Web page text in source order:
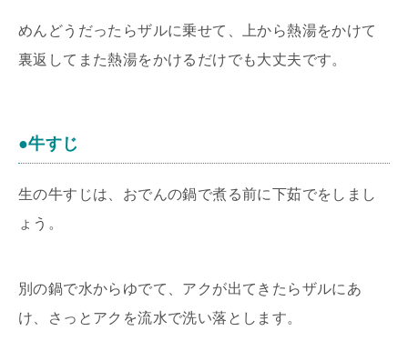
めんどうだったらザルに乗せて、上から熱湯をかけて
裏返してまた熱湯をかけるだけでも大丈夫です。
●牛すじ
生の牛すじは、おでんの鍋で煮る前に下茹でをしまし
ょう。
別の鍋で水からゆでて、アクが出てきたらザルにあ
け、さっとアクを流水で洗い落とします。